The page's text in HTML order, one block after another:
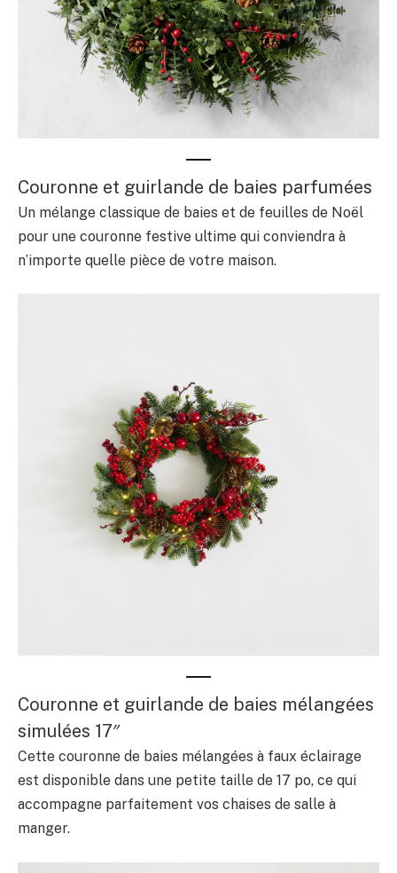
Couronne et guirlande de baies parfumées
Un mélange classique de baies et de feuilles de Noël
pour une couronne festive ultime qui conviendra à
n’importe quelle pièce de votre maison.
Couronne et guirlande de baies mélangées
simulées 17″
Cette couronne de baies mélangées à faux éclairage
est disponible dans une petite taille de 17 po, ce qui
accompagne parfaitement vos chaises de salle à
manger.